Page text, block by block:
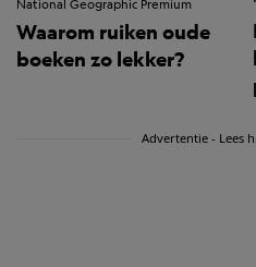
National Geographic Premium
Waarom ruiken oude
boeken zo lekker?
Advertentie - Lees